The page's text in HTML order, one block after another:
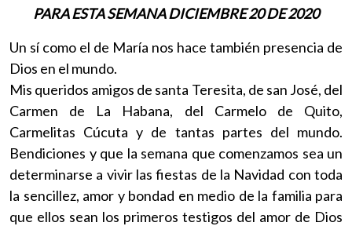
PARA ESTA SEMANA DICIEMBRE 20 DE 2020
Un sí como el de María nos hace también presencia de
Dios en el mundo.
Mis queridos amigos de santa Teresita, de san José, del
Carmen de La Habana, del Carmelo de Quito,
Carmelitas Cúcuta y de tantas partes del mundo.
Bendiciones y que la semana que comenzamos sea un
determinarse a vivir las fiestas de la Navidad con toda
la sencillez, amor y bondad en medio de la familia para
que ellos sean los primeros testigos del amor de Dios